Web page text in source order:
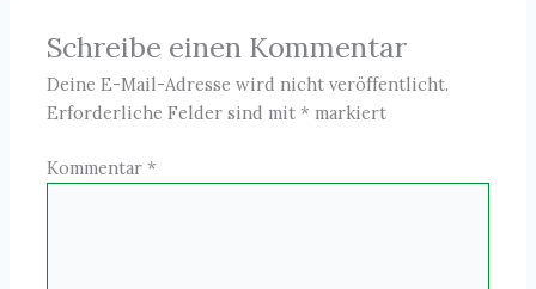
Schreibe einen Kommentar
Deine E-Mail-Adresse wird nicht veröffentlicht.
Erforderliche Felder sind mit* markiert
Kommentar*